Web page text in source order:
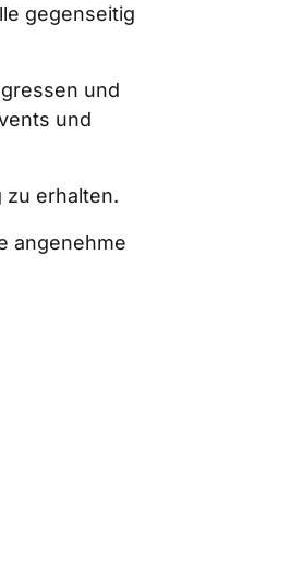
gegenseitig
und
und
zu erhalten.
angenehme